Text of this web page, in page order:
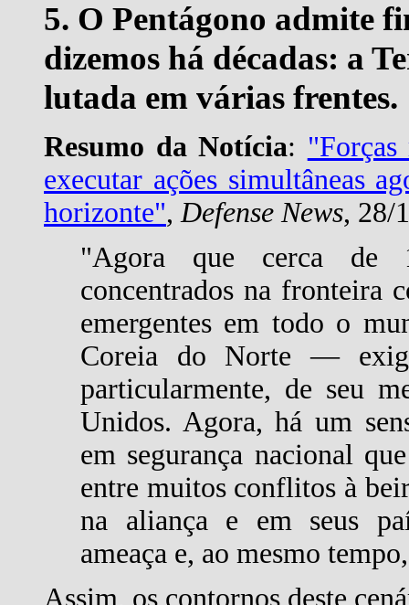
5. O Pentágono admite
dizemos há décadas: a
lutada em várias frentes.
Resumo da Notícia:
executar ações simultâneas
horizonte", Defense News, 28/
"Agora que cerca de
concentrados na fronteira
emergentes em todo o
Coreia do Norte —
particularmente, de seu
Unidos. Agora, há um
em segurança nacional
entre muitos conflitos à
na aliança e em seus
ameaça e, ao mesmo
Assim, os contornos deste